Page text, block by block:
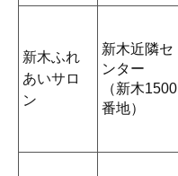
新木ふれ
あいサロ
ン
新木近隣セ
ンター
（新木1500
番地）